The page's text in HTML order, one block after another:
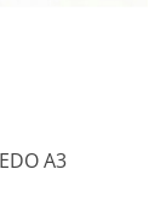
A3